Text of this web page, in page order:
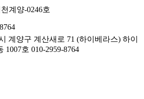
사유 (아래와 같은 경우 교환/반품이
복 배송비 8800원(착불,선결제일
포장 상태가 재판매 가능하여야 합
계양-0246호
계양구 계산새로 71 (하이베라스) 하이
1007호 010-2959-8764